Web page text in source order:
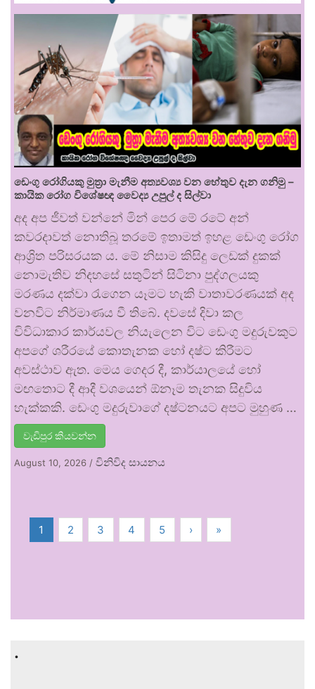
ඩෙංගු රෝගියකු ⁣මුත්‍රා මැනීම අත්‍යවශ්‍ය වන හේතුව දැන ගනිමු –
කායික රෝග විශේෂඥ වෛද්‍ය උපුල් ද සිල්වා
අද අප ජීවත් වන්නේ මින් පෙර මේ රටේ අන්
කවරදාවත් නොතිබූ තරමේ ඉතාමත් ඉහළ ඩෙංගු රෝග
ආශ්‍රිත පරිසරයක ය. මේ නිසාම කිසිදු ලෙඩක් දුකක්
නොමැතිව නිදහසේ සතුටින් සිටිනා පුද්ගලයකු
මරණය දක්වා රැගෙන යෑමට හැකි වාතාවරණයක් අද
වනවිට නිර්මාණය වී තිබේ. දවසේ දිවා කල
විවිධාකාර කාර්යවල නියැලෙන විට ඩෙංගු මදුරුවකුට
අපගේ ශරීරයේ කොතැනක හෝ දෂ්ට කිරීමට
අවස්ථාව ඇත. මෙය ගෙදර දී, කාර්යාලයේ හෝ
මඟතොට දී ආදී වශයෙන් ඕනෑම තැනක සිදුවිය
හැක්කකි. ඩෙංගු මදුරුවාගේ දෂ්ටනයට අපට මුහුණ …
වැඩිපුර කියවන්න
August 10, 2026 / විනිවිද සායනය
1 2 3 4 5 › »
.